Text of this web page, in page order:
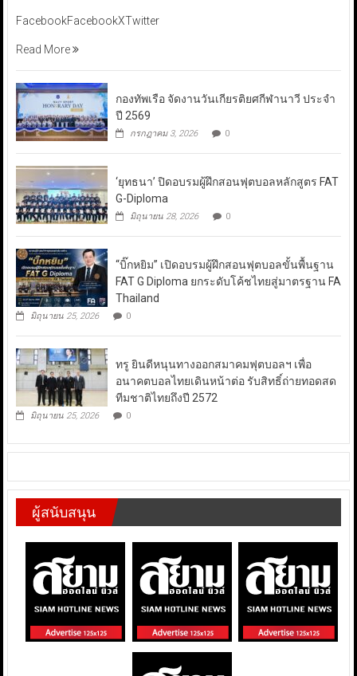
FacebookFacebookXTwitter
Read More
กองทัพเรือ จัดงานวันเกียรติยศกีฬานาวี ประจำ
ปี 2569
กรกฎาคม 3, 2026 0
‘ยุทธนา’ ปิดอบรมผู้ฝึกสอนฟุตบอลหลักสูตร FAT
G-Diploma
มิถุนายน 28, 2026 0
“บิ๊กหยิม” เปิดอบรมผู้ฝึกสอนฟุตบอลขั้นพื้นฐาน
FAT G Diploma ยกระดับโค้ชไทยสู่มาตรฐาน FA
Thailand
มิถุนายน 25, 2026 0
ทรู ยินดีหนุนทางออกสมาคมฟุตบอลฯ เพื่อ
อนาคตบอลไทยเดินหน้าต่อ รับสิทธิ์ถ่ายทอดสด
ทีมชาติไทยถึงปี 2572
มิถุนายน 25, 2026 0
ผู้สนับสนุน